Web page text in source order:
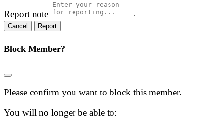
Report note
Report
Block Member?
Please confirm you want to block this member.
You will no longer be able to: